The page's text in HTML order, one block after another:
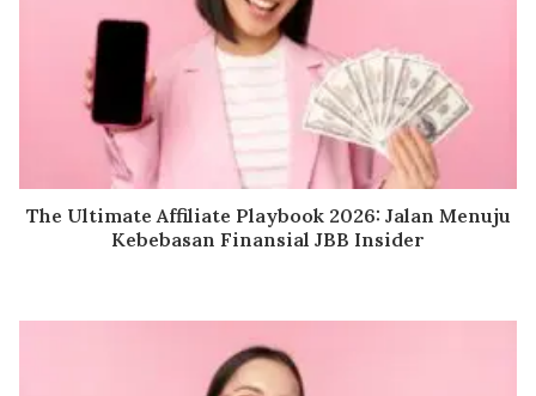
The Ultimate Affiliate Playbook 2026: Jalan Menuju
Kebebasan Finansial JBB Insider